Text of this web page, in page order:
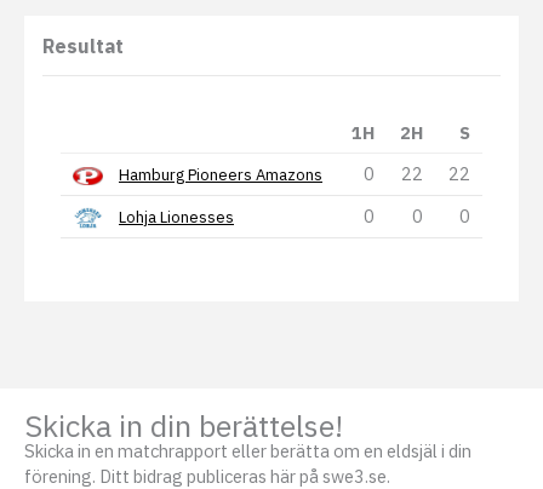
Resultat
1H 2H S
Hamburg Pioneers Amazons 0 22 22
Lohja Lionesses 0 0 0
Skicka in din berättelse!
Skicka in en matchrapport eller berätta om en eldsjäl i din
förening. Ditt bidrag publiceras här på swe3.se.